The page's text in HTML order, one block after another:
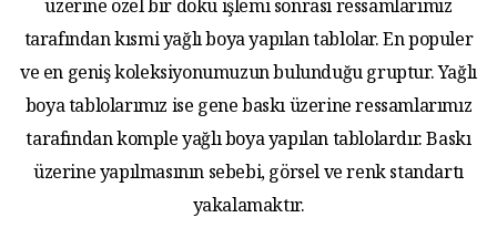
üzerine özel bir doku işlemi sonrası ressamlarımız
tarafından kısmi yağlı boya yapılan tablolar. En populer
ve en geniş koleksiyonumuzun bulunduğu gruptur. Yağlı
boya tablolarımız ise gene baskı üzerine ressamlarımız
tarafından komple yağlı boya yapılan tablolardır. Baskı
üzerine yapılmasının sebebi, görsel ve renk standartı
yakalamaktır.